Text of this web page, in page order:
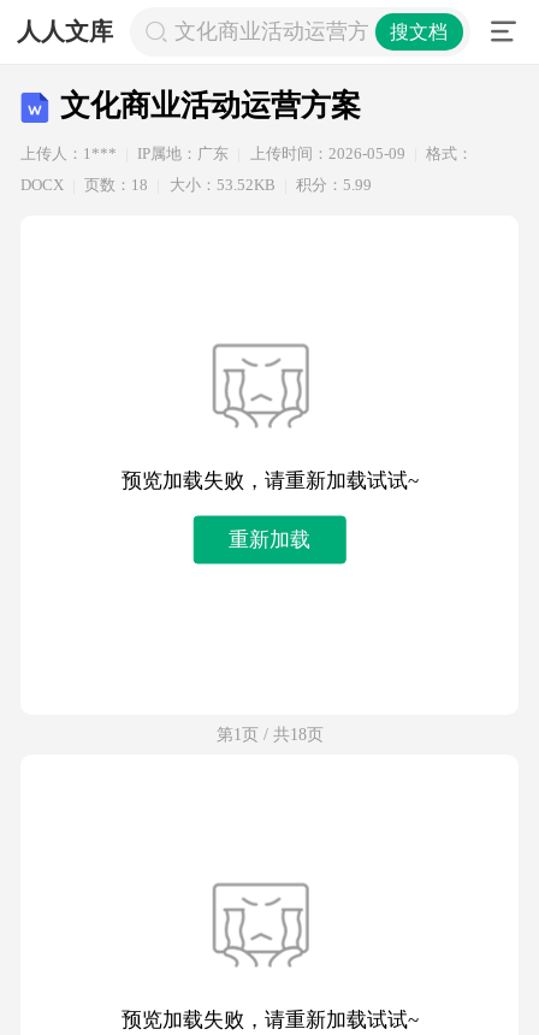
人人文库 文化商业活动运营方案搜文档
文化商业活动运营方案
上传人：1*** IP属地：广东 上传时间：2026-05-09
格式：
DOCX
页数：18 大小：53.52KB 积分：5.99
预览加载失败，请重新加载试试~
重新加载
第1页 / 共18页
预览加载失败，请重新加载试试~